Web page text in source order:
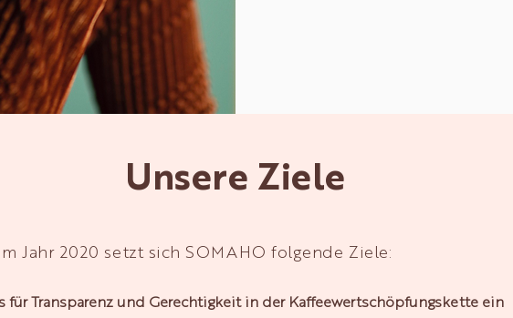
Unsere Ziele
Jahr 2020 setzt sich SOMAHO folgende Ziele:
für Transparenz und Gerechtigkeit in der Kaffeewertschöpfungskette ein